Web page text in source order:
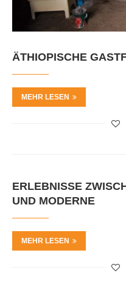
ÄTHIOPISCHE
MEHR LESEN
ERLEBNISSE
UND MODERNE
MEHR LESEN